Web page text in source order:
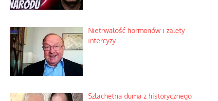
Nietrwałość hormonów i zalety
intercyzy
Szlachetna duma z historycznego